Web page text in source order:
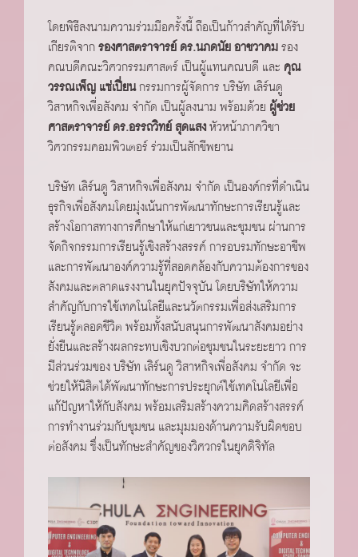
โดยพิธีลงนามความร่วมมือครั้งนี้ ถือเป็นก้าวสำคัญที่ได้รับ
เกียรติจากรองศาสตราจารย์ ดร.นภดนัย อาชวาคมรอง
คณบดีคณะวิศวกรรมศาสตร์ เป็นผู้แทนคณบดี และ คุณ
วรรณเพ็ญ แซ่เปี่ยนกรรมการผู้จัดการ บริษัท เลิร์นดู
วิสาหกิจเพื่อสังคม จำกัด เป็นผู้ลงนาม พร้อมด้วย ผู้ช่วย
ศาสตราจารย์ ดร.อรรถวิทย์ สุดแสงหัวหน้าภาควิชา
วิศวกรรมคอมพิวเตอร์ ร่วมเป็นสักขีพยาน
บริษัท เลิร์นดู วิสาหกิจเพื่อสังคม จำกัด เป็นองค์กรที่ดำเนิน
ธุรกิจเพื่อสังคมโดยมุ่งเน้นการพัฒนาทักษะการเรียนรู้และ
สร้างโอกาสทางการศึกษาให้แก่เยาวชนและชุมชน ผ่านการ
จัดกิจกรรมการเรียนรู้เชิงสร้างสรรค์ การอบรมทักษะอาชีพ
และการพัฒนาองค์ความรู้ที่สอดคล้องกับความต้องการของ
สังคมและตลาดแรงงานในยุคปัจจุบัน โดยบริษัทให้ความ
สำคัญกับการใช้เทคโนโลยีและนวัตกรรมเพื่อส่งเสริมการ
เรียนรู้ตลอดชีวิต พร้อมทั้งสนับสนุนการพัฒนาสังคมอย่าง
ยั่งยืนและสร้างผลกระทบเชิงบวกต่อชุมชนในระยะยาว การ
มีส่วนร่วมของ บริษัท เลิร์นดู วิสาหกิจเพื่อสังคม จำกัด จะ
ช่วยให้นิสิตได้พัฒนาทักษะการประยุกต์ใช้เทคโนโลยีเพื่อ
แก้ปัญหาให้กับสังคม พร้อมเสริมสร้างความคิดสร้างสรรค์
การทำงานร่วมกับชุมชน และมุมมองด้านความรับผิดชอบ
ต่อสังคม ซึ่งเป็นทักษะสำคัญของวิศวกรในยุคดิจิทัล